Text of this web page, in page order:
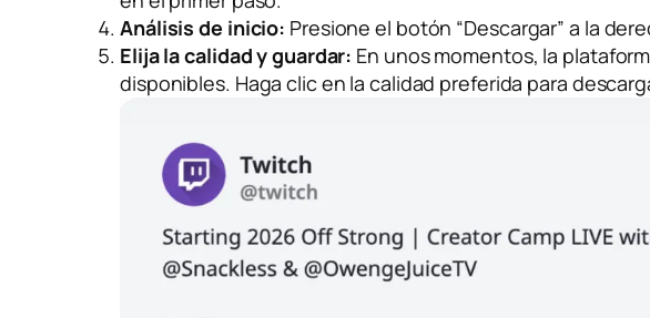
Análisis de inicio: Presione el botón “Descargar” a la
Elija la calidad y guardar: En unos momentos, la
disponibles. Haga clic en la calidad preferida para